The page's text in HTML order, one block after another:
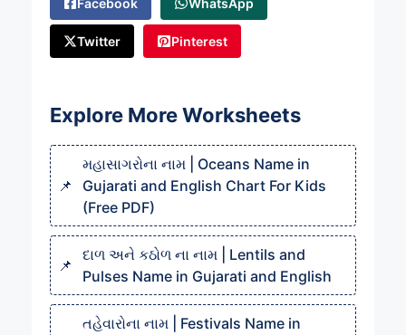
Facebook WhatsApp
Twitter Pinterest
Explore More Worksheets
મહાસાગરોના નામ | Oceans Name in
Gujarati and English Chart For Kids
(Free PDF)
દાળ અને કઠોળ ના નામ | Lentils and
Pulses Name in Gujarati and English
તહેવારોના નામ | Festivals Name in